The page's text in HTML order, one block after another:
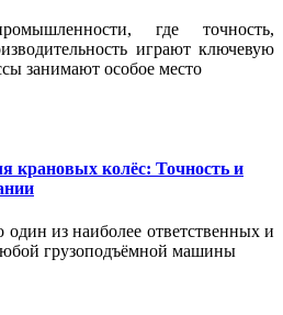
где точность,
играют ключевую
занимают особое место
крановых колёс: Точность и
один из наиболее ответственных и
грузоподъёмной машины